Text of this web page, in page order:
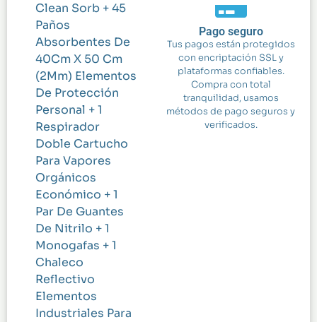
Clean Sorb + 45
Paños
Absorbentes De
40Cm X 50 Cm
(2Mm) Elementos
De Protección
Personal + 1
Respirador
Doble Cartucho
Para Vapores
Orgánicos
Económico + 1
Par De Guantes
De Nitrilo + 1
Monogafas + 1
Chaleco
Reflectivo
Elementos
Industriales Para
Pago seguro
Tus pagos están protegidos
con encriptación SSL y
plataformas confiables.
Compra con total
tranquilidad, usamos
métodos de pago seguros y
verificados.